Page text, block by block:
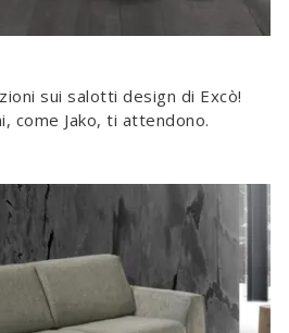
sui salotti design di Excò!
come Jako, ti attendono.